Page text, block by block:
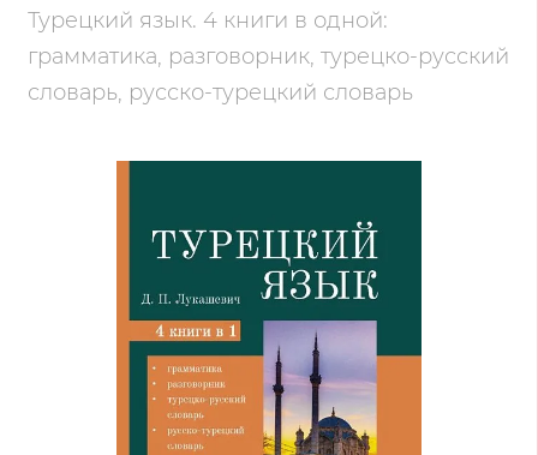
Турецкий язык. 4 книги в одной:
грамматика, разговорник, турецко-русский
словарь, русско-турецкий словарь